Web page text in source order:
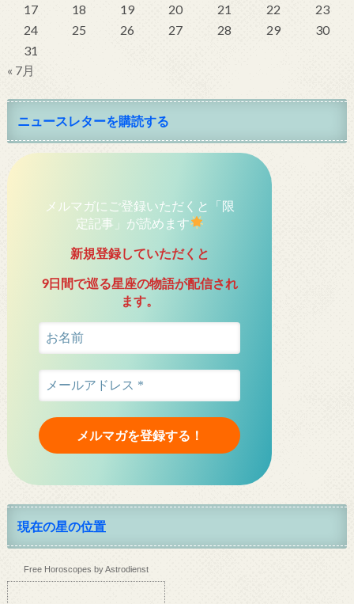
17
18 19 20 21 22
23
24
25 26 27 28 29
30
31
« 7月
ニュースレターを購読する
メルマガにご登録いただくと「限
定記事」が読めます
新規登録していただくと
9日間で巡る星座の物語が配信され
ます。
現在の星の位置
Free Horoscopes by Astrodienst